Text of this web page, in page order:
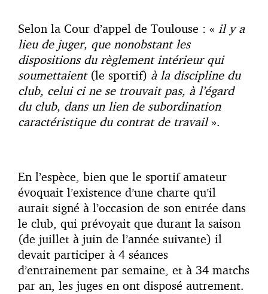
Selon la Cour d’appel de Toulouse : « il y a
lieu de juger, que nonobstant les
dispositions du règlement intérieur qui
soumettaient (le sportif) à la discipline du
club, celui ci ne se trouvait pas, à l’égard
du club, dans un lien de subordination
caractéristique du contrat de travail ».
En l’espèce, bien que le sportif amateur
évoquait l’existence d’une charte qu’il
aurait signé à l’occasion de son entrée dans
le club, qui prévoyait que durant la saison
(de juillet à juin de l’année suivante) il
devait participer à 4 séances
d’entrainement par semaine, et à 34 matchs
par an, les juges en ont disposé autrement.